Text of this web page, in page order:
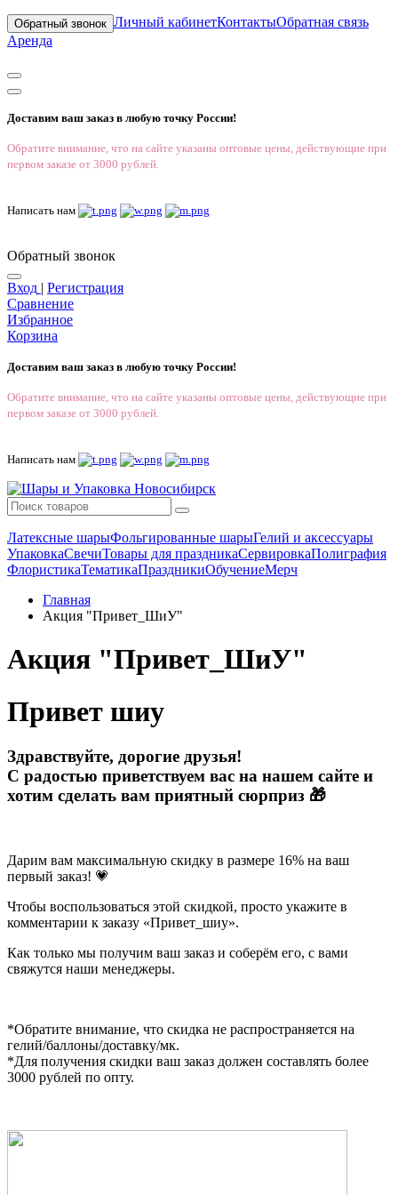
Обратный звонок Личный кабинетКонтактыОбратная связь
Аренда
Доставим ваш заказ в любую точку России!
Обратите внимание, что на сайте указаны оптовые цены, действующие при
первом заказе от 3000 рублей.
Написать нам
Обратный звонок
Вход | Регистрация
Сравнение
Избранное
Корзина
Доставим ваш заказ в любую точку России!
Обратите внимание, что на сайте указаны оптовые цены, действующие при
первом заказе от 3000 рублей.
Написать нам
Латексные шарыФольгированные шарыГелий и аксессуары
УпаковкаСвечиТовары для праздникаСервировкаПолиграфия
ФлористикаТематикаПраздникиОбучениеМерч
Главная
Акция "Привет_ШиУ"
Акция "Привет_ШиУ"
Привет шиу
Здравствуйте, дорогие друзья!
С радостью приветствуем вас на нашем сайте и
хотим сделать вам приятный сюрприз 🎁
Дарим вам максимальную скидку в размере 16% на ваш
первый заказ! 💗
Чтобы воспользоваться этой скидкой, просто укажите в
комментарии к заказу «Привет_шиу».
Как только мы получим ваш заказ и соберём его, с вами
свяжутся наши менеджеры.
*Обратите внимание, что скидка не распространяется на
гелий/баллоны/доставку/мк.
*Для получения скидки ваш заказ должен составлять более
3000 рублей по опту.